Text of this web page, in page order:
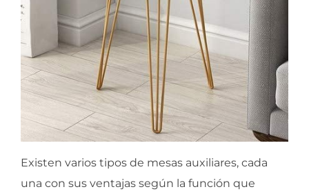
Existen varios tipos de mesas auxiliares, cada
una con sus ventajas según la función que